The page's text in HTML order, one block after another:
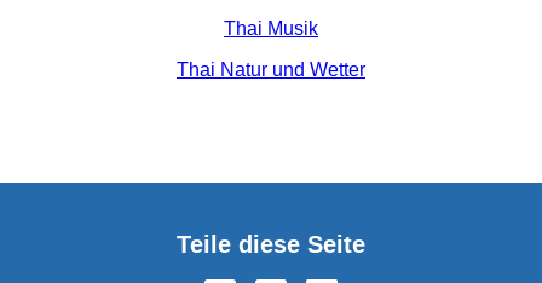
Thai Musik
Thai Natur und Wetter
Teile diese Seite